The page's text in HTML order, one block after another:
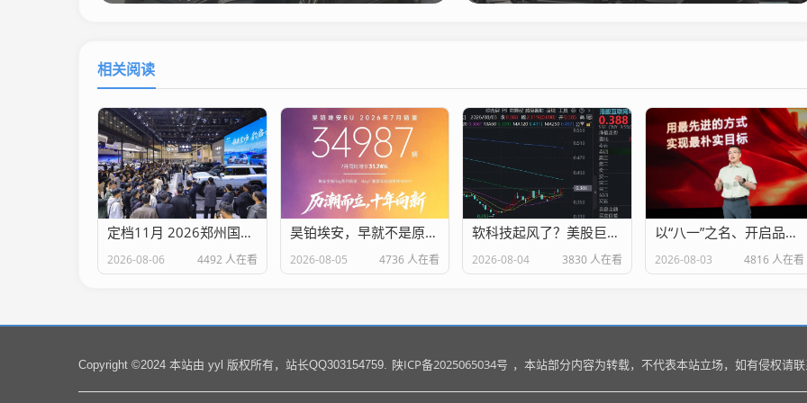
相关阅读
定档11月 2026郑州国际车展焕新升级 锚定中部未来出行标杆
2026-08-06 4492 人在看
昊铂埃安，早就不是原来的昊铂埃安了！
2026-08-05 4736 人在看
软科技起风了？美股巨头验证AI应用商业化，阿里巴巴领涨6%，低位港股互联网ETF华宝（513770）涨超2%
2026-08-04 3830 人在看
以“八一”之名、开启品质淬炼征程！北京81VJ口碑BIP发布会启幕
2026-08-03 4816 人在看
Copyright ©2024 本站由 yyl 版权所有，站长QQ303154759. 陕ICP备2025065034号 ，本站部分内容为转载，不代表本站立场，如有侵权请